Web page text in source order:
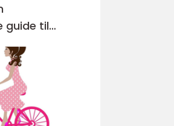
guide til
ryttere